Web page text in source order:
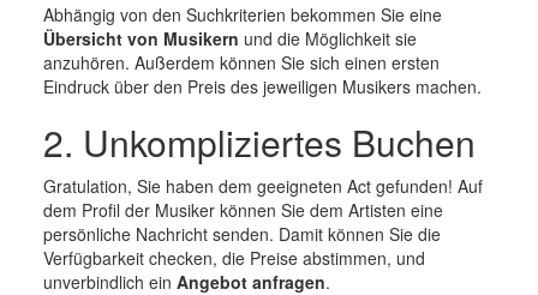
Abhängig von den Suchkriterien bekommen Sie eine
Übersicht von Musikern und die Möglichkeit sie
anzuhören. Außerdem können Sie sich einen ersten
Eindruck über den Preis des jeweiligen Musikers machen.
2. Unkompliziertes Buchen
Gratulation, Sie haben dem geeigneten Act gefunden! Auf
dem Profil der Musiker können Sie dem Artisten eine
persönliche Nachricht senden. Damit können Sie die
Verfügbarkeit checken, die Preise abstimmen, und
unverbindlich ein Angebot anfragen.